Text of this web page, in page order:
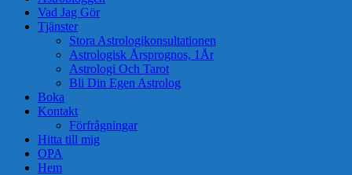
Vad Jag Gör
Tjänster
Stora Astrologikonsultationen
Astrologisk Årsprognos, 1År
Astrologi Och Tarot
Bli Din Egen Astrolog
Boka
Kontakt
Förfrågningar
Hitta till mig
OPA
Hem